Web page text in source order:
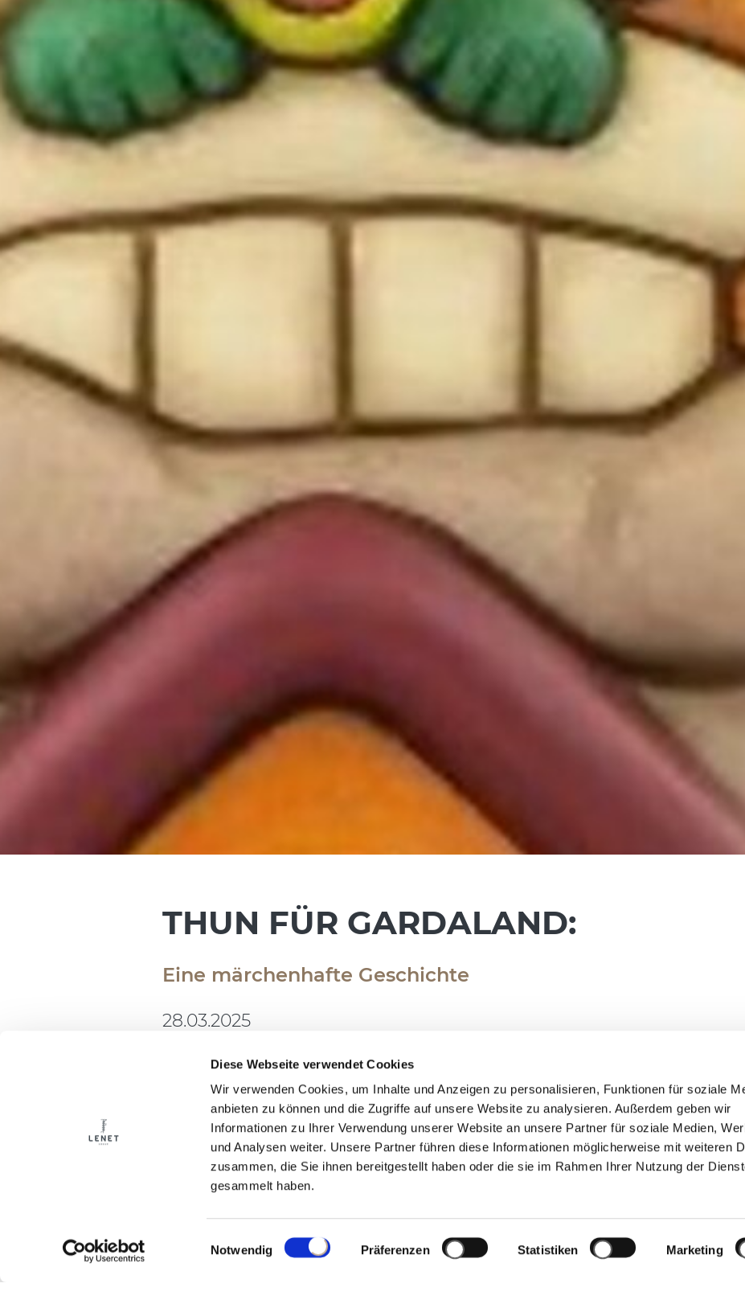
Diese Webseite verwendet Cookies
Wir verwenden Cookies, um Inhalte und Anzeigen zu personalisieren, Funktionen für soziale
anbieten zu können und die Zugriffe auf unsere Website zu analysieren. Außerdem geben wir
Informationen zu Ihrer Verwendung unserer Website an unsere Partner für soziale Medien,
und Analysen weiter. Unsere Partner führen diese Informationen möglicherweise mit weiteren
zusammen, die Sie ihnen bereitgestellt haben oder die sie im Rahmen Ihrer Nutzung der
gesammelt haben.
Einwilligungsauswahl
Notwendig Präferenzen Statistiken Marketing
THUN FÜR GARDALAND:
Eine märchenhafte Geschichte
28.03.2025
Wenn sich zwei ikonische Welten begegnen und Geschichte, Leidenschaft
entstehen unvergessliche Erlebnisse.
Mit dem Prezzemolo-Baum, der von unserem Atelier zur Feier von 50
Entertainments Limited geschaffen wurde, erzählen wir eine zauberhafte
Erinnerungen und Emotionen in wertvolle Symbole verwandelt.
Denn wenn ein so bedeutender Meilenstein erreicht wird, feiert man nicht